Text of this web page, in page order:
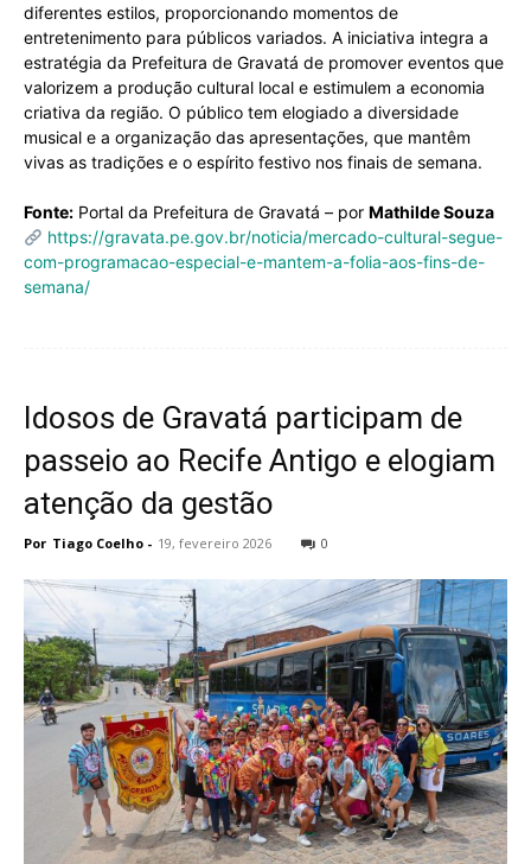
diferentes estilos, proporcionando momentos de
entretenimento para públicos variados. A iniciativa integra a
estratégia da Prefeitura de Gravatá de promover eventos que
valorizem a produção cultural local e estimulem a economia
criativa da região. O público tem elogiado a diversidade
musical e a organização das apresentações, que mantêm
vivas as tradições e o espírito festivo nos finais de semana.
Fonte: Portal da Prefeitura de Gravatá – por Mathilde Souza
https://gravata.pe.gov.br/noticia/mercado-cultural-segue-
com-programacao-especial-e-mantem-a-folia-aos-fins-de-
semana/
Idosos de Gravatá participam de
passeio ao Recife Antigo e elogiam
atenção da gestão
Por Tiago Coelho - 19, fevereiro 2026 0